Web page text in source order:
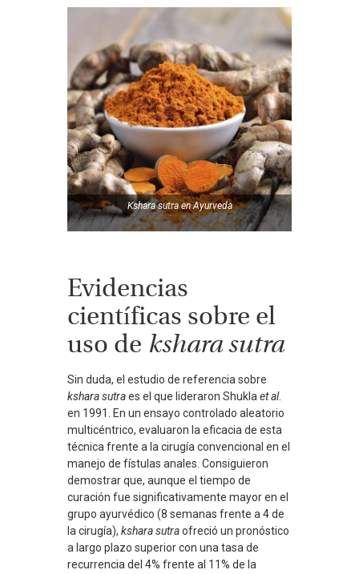
Kshara sutraenAyurveda
Evidencias
científicas sobre el
uso de kshara sutra
Sin duda, el estudio de referencia sobre
kshara sutraes el que lideraron Shukla et al.
en 1991. En un ensayo controlado aleatorio
multicéntrico, evaluaron la eficacia de esta
técnica frente a la cirugía convencional en el
manejo de fístulas anales. Consiguieron
demostrar que, aunque el tiempo de
curación fue significativamente mayor en el
grupo ayurvédico (8 semanas frente a 4 de
la cirugía), kshara sutraofreció un pronóstico
a largo plazo superior con una tasa de
recurrencia del 4% frente al 11% de la